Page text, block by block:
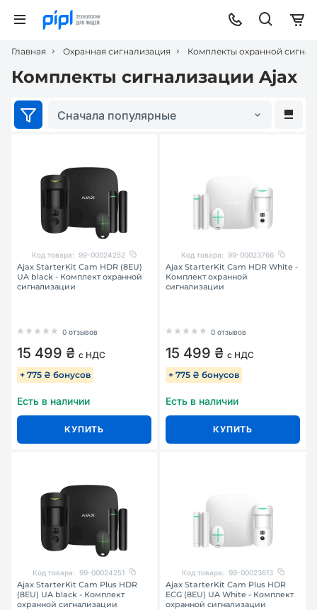
Главная Охранная сигнализация Комплекты охранной
Комплекты сигнализации Ajax
Сначала популярные
Код товара: 99-00024252
Ajax StarterKit Cam HDR (8EU)
UA black - Комплект охранной
сигнализации
0 отзывов
15 499 ₴ с НДС
+ 775 ₴ бонусов
Есть в наличии
КУПИТЬ
Код товара: 99-00023766
Ajax StarterKit Cam HDR White -
Комплект охранной
сигнализации
0 отзывов
15 499 ₴ с НДС
+ 775 ₴ бонусов
Есть в наличии
КУПИТЬ
Код товара: 99-00024251
Ajax StarterKit Cam Plus HDR
(8EU) UA black - Комплект
охранной сигнализации
Код товара: 99-00023613
Ajax StarterKit Cam Plus HDR
ECG (8EU) UA White - Комплект
охранной сигнализации